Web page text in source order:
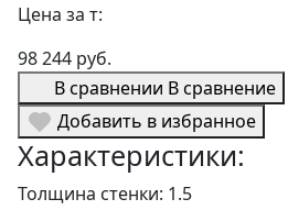
Цена за т:
98 244 руб.
В сравнении В сравнение
Добавить в избранное
Характеристики:
Толщина стенки: 1.5